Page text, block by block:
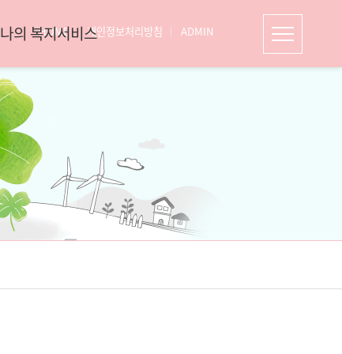
HOME 개인정보처리방침 ADMIN
나의 복지서비스